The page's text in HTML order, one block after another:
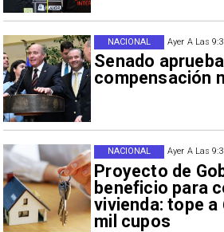
Ayer A Las
Senado
compensación
NACIONAL
Ayer A Las
Proyecto de
beneficio para
vivienda: tope a
mil cupos
NACIONAL